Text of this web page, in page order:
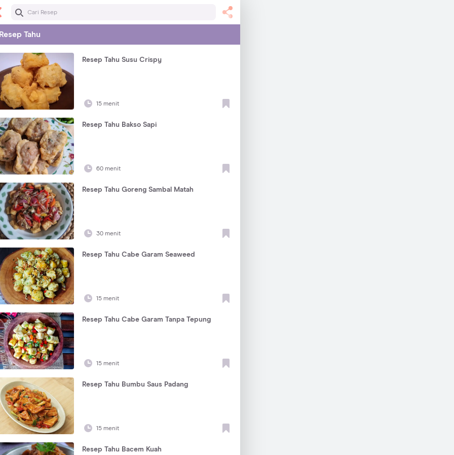
Tahu
Resep Tahu Susu Crispy
15 menit
Resep Tahu Bakso Sapi
60 menit
Resep Tahu Goreng Sambal Matah
30 menit
Resep Tahu Cabe Garam Seaweed
15 menit
Resep Tahu Cabe Garam Tanpa Tepung
15 menit
Resep Tahu Bumbu Saus Padang
15 menit
Resep Tahu Bacem Kuah